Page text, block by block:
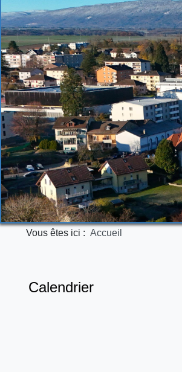
Vous êtes ici : Accueil
Calendrier